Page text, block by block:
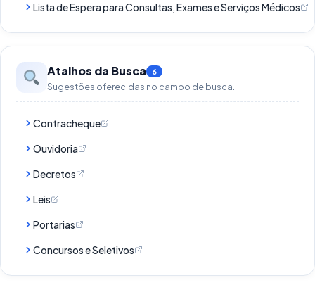
Lista de Espera para Consultas, Exames e Serviços Médicos
Atalhos da Busca 6
Sugestões oferecidas no campo de busca.
Contracheque
Ouvidoria
Decretos
Leis
Portarias
Concursos e Seletivos